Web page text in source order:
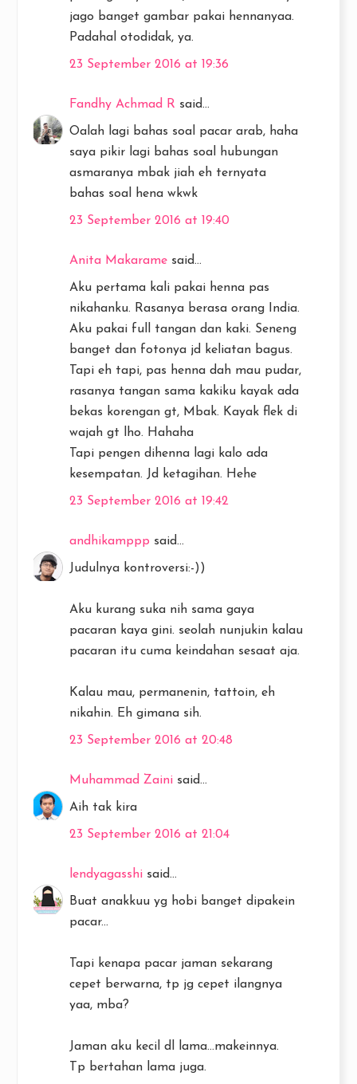
jago banget gambar pakai hennanyaa.
Padahal otodidak, ya.
23 September 2016 at 19:36
Fandhy Achmad R said...
Oalah lagi bahas soal pacar arab, haha
saya pikir lagi bahas soal hubungan
asmaranya mbak jiah eh ternyata
bahas soal hena wkwk
23 September 2016 at 19:40
Anita Makarame said...
Aku pertama kali pakai henna pas
nikahanku. Rasanya berasa orang India.
Aku pakai full tangan dan kaki. Seneng
banget dan fotonya jd keliatan bagus.
Tapi eh tapi, pas henna dah mau pudar,
rasanya tangan sama kakiku kayak ada
bekas korengan gt, Mbak. Kayak flek di
wajah gt lho. Hahaha
Tapi pengen dihenna lagi kalo ada
kesempatan. Jd ketagihan. Hehe
23 September 2016 at 19:42
andhikamppp said...
Judulnya kontroversi:-))
Aku kurang suka nih sama gaya
pacaran kaya gini. seolah nunjukin kalau
pacaran itu cuma keindahan sesaat aja.
Kalau mau, permanenin, tattoin, eh
nikahin. Eh gimana sih.
23 September 2016 at 20:48
Muhammad Zaini said...
Aih tak kira
23 September 2016 at 21:04
lendyagasshi said...
Buat anakkuu yg hobi banget dipakein
pacar...
Tapi kenapa pacar jaman sekarang
cepet berwarna, tp jg cepet ilangnya
yaa, mba?
Jaman aku kecil dl lama...makeinnya.
Tp bertahan lama juga.